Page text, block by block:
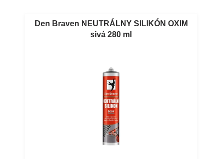
Den Braven NEUTRÁLNY SILIKÓN OXIM
sivá 280 ml